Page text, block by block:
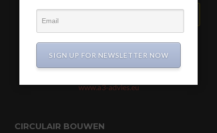
www.a3-advies.eu
CIRCULAIR BOUWEN
SIGN UP FOR NEWSLETTER NOW